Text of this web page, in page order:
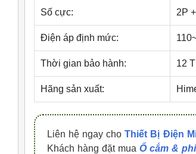
Số cực: 2P
Điện áp định mức:
Thời gian bảo hành: 12
Hãng sản xuất:
Liên hệ ngay choThiết Bị Điện
Khách hàng đặt mua Ổ cắm &